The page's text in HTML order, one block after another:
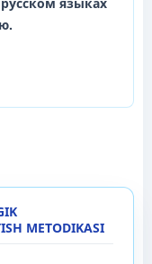
METODIKASI